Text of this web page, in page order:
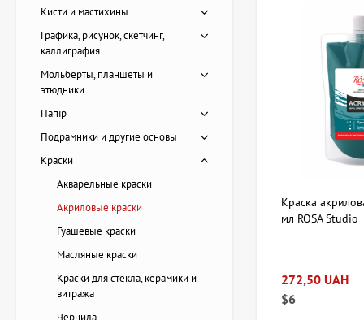
Для холста
Для
При работе
Обратите
для масштабных
проблемами с
Если вы хотите
Есть
Краска
мл ROSA Studio
272,50 UAH
$6
Кисти и мастихины
Графика, рисунок, скетчинг,
каллиграфия
Мольберты, планшеты и
этюдники
Папір
Подрамники и другие основы
Краски
Акварельные краски
Акриловые краски
Гуашевые краски
Масляные краски
Краски для стекла, керамики и
витража
Чернила